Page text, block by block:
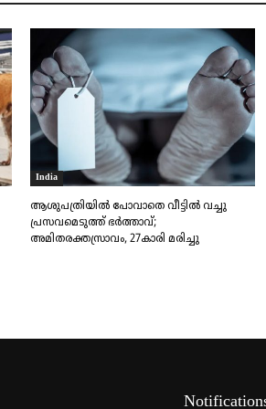
India
ആശുപത്രിയിൽ പോവാതെ വീട്ടിൽ വച്ചു
പ്രസവമെടുത്ത് ഭർത്താവ്;
അമിതരക്തസ്രാവം, 27കാരി മരിച്ചു